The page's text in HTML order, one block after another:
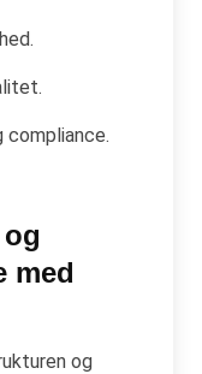
compliance.
med
og